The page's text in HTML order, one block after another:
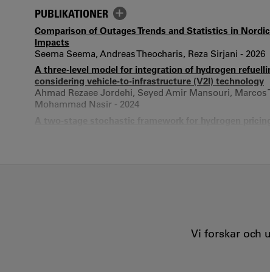
PUBLIKATIONER
Comparison of Outages Trends and Statistics in
Impacts
Seema Seema, Andreas Theocharis, Reza Sirjani - 2026
A three-level model for integration of hydrogen
considering vehicle-to-infrastructure (V2I) technology
Ahmad Rezaee Jordehi, Seyed Amir Mansouri,
Mohammad Nasir - 2024
Optimal planning and operational strategy of
Ahmad AL Ahmad, Reza Sirjani - 2021Vi forskar och